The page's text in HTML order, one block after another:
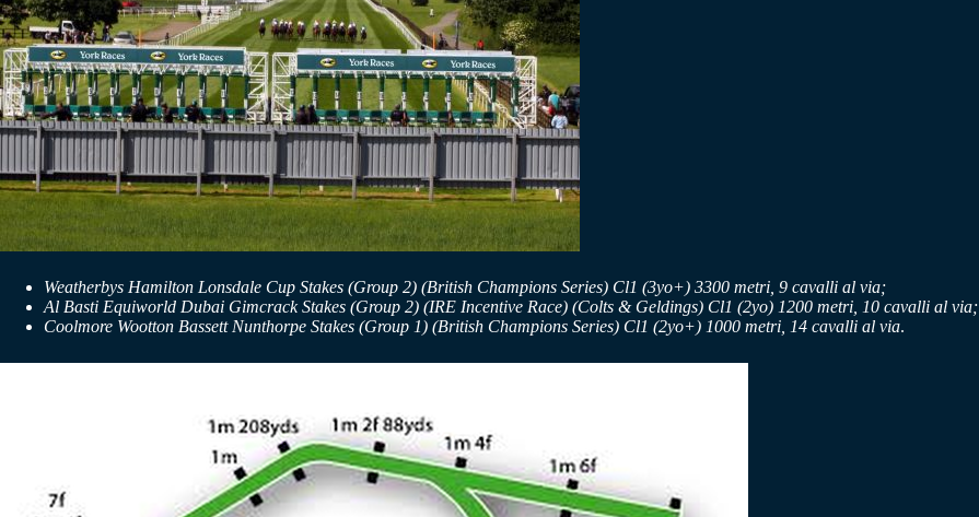
Weatherbys Hamilton Lonsdale Cup Stakes (Group 2) (British Champions Series) Cl1 (3yo+) 3300 metri, 9 cavalli al via;
Al Basti Equiworld Dubai Gimcrack Stakes (Group 2) (IRE Incentive Race) (Colts & Geldings) Cl1 (2yo) 1200 metri, 10 cavalli al via;
Coolmore Wootton Bassett Nunthorpe Stakes (Group 1) (British Champions Series) Cl1 (2yo+) 1000 metri, 14 cavalli al via.